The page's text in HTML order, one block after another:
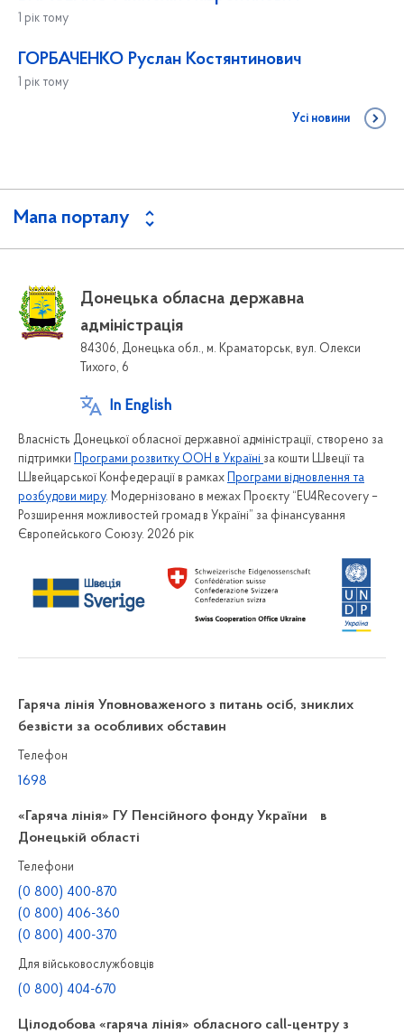
1 рік тому
ГОРБАЧЕНКО Руслан Костянтинович
1 рік тому
Усі новини
Мапа порталу
Донецька обласна державна
адміністрація
84306, Донецька обл., м. Краматорськ, вул. Олекси
Тихого, 6
In English
Власність Донецької обласної державної адміністрації, створено за
підтримки Програми розвитку ООН в Україні за кошти Швеції та
Швейцарської Конфедерації в рамках Програми відновлення та
розбудови миру. Модернізовано в межах Проєкту “EU4Recovery –
Розширення можливостей громад в Україні” за фінансування
Європейського Союзу. 2026 рік
Гаряча лінія Уповноваженого з питань осіб, зниклих
безвісти за особливих обставин
Телефон
1698
«Гаряча лінія» ГУ Пенсійного фонду України в
Донецькій області
Телефони
(0 800) 400-870
(0 800) 406-360
(0 800) 400-370
Для військовослужбовців
(0 800) 404-670
Цілодобова «гаряча лінія» обласного call-центру з